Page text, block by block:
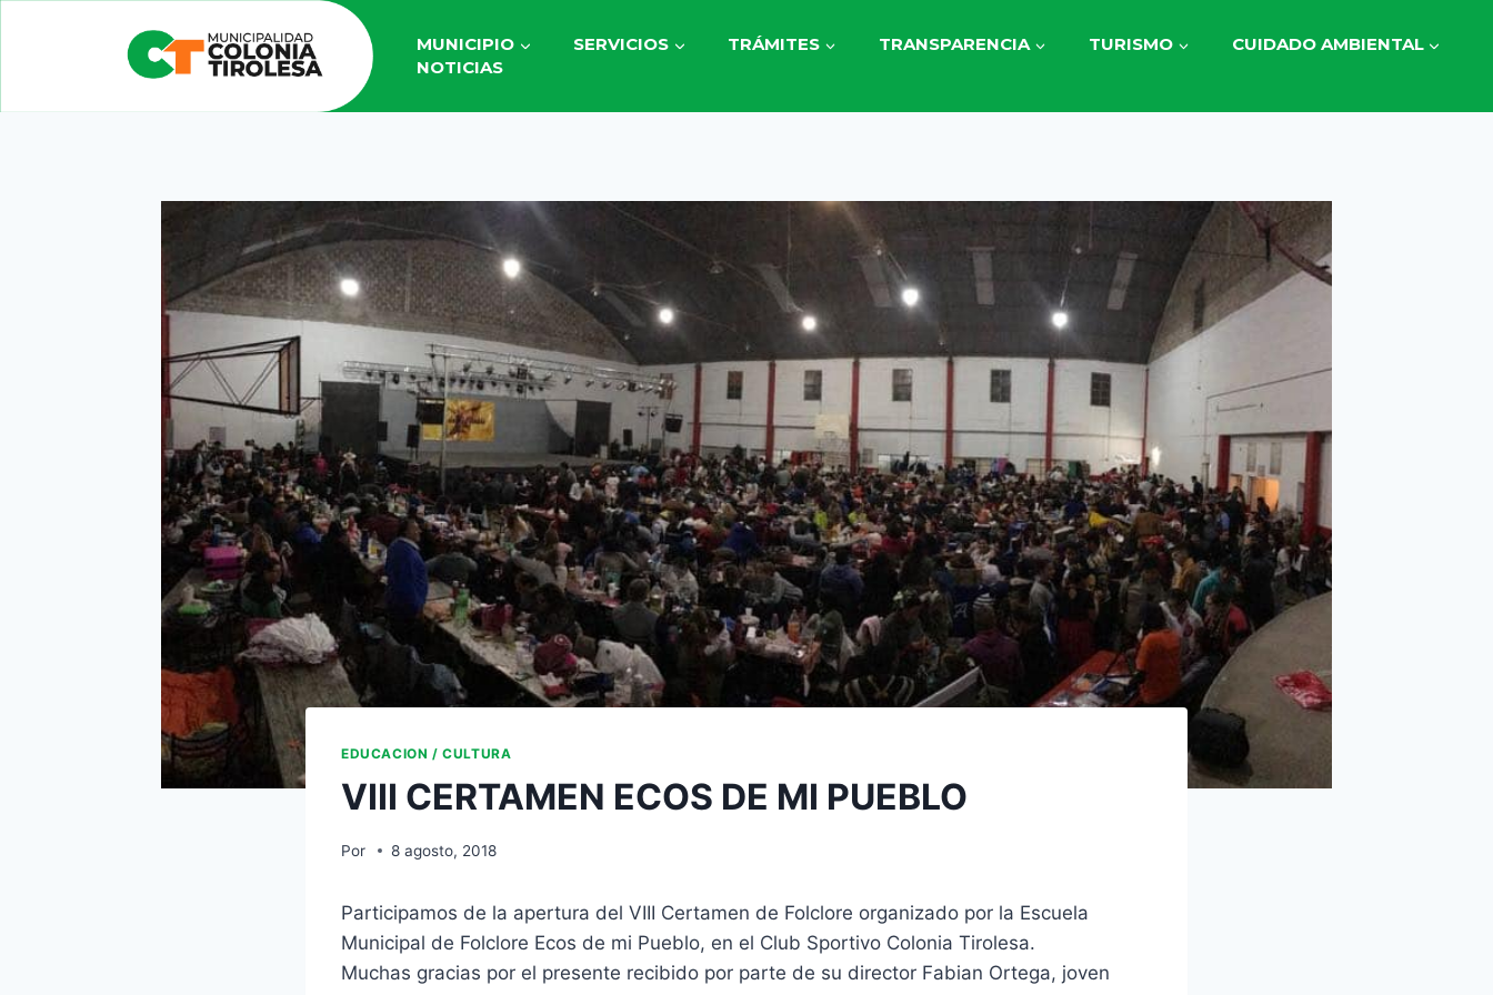
MUNICIPIO SERVICIOS TRÁMITES TRANSPARENCIA TURISMO
CUIDADO AMBIENTAL
NOTICIAS
EDUCACION / CULTURA
VIII CERTAMEN ECOS DE MI PUEBLO
Por 8 agosto, 2018
Participamos de la apertura del VIII Certamen de Folclore organizado por la Escuela
Municipal de Folclore Ecos de mi Pueblo, en el Club Sportivo Colonia Tirolesa.
Muchas gracias por el presente recibido por parte de su director Fabian Ortega, joven